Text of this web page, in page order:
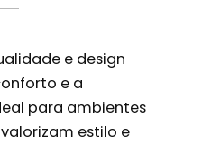
e design
e a
para ambientes
estilo e